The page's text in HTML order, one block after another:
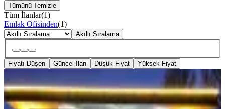
Tümünü Temizle
Tüm İlanlar(1)
Emlak Ofisinden(1)
Akıllı Sıralama
Fiyatı Düşen Güncel İlan Düşük Fiyat Yüksek Fiyat
Çelikler İnşaat&gayrimenkul'den
Kiralık Yeni Yapı Havuzlu Malikane